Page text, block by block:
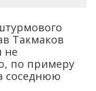
Такмаков
не
по примеру
соседнюю